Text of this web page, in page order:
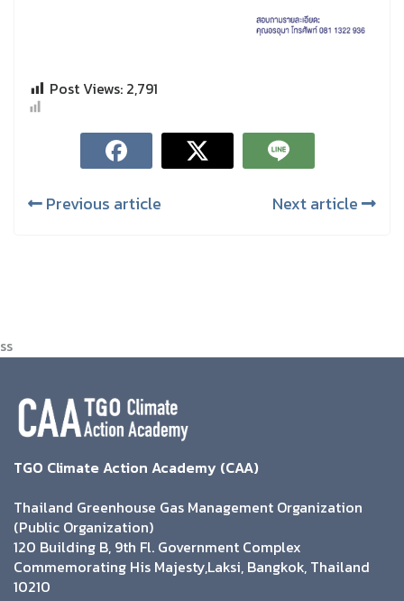
Post Views: 2,791
Previous article Next article
ss
TGO Climate Action Academy (CAA)
Thailand Greenhouse Gas Management Organization
(Public Organization)
120 Building B, 9th Fl. Government Complex
Commemorating His Majesty,Laksi, Bangkok, Thailand
10210